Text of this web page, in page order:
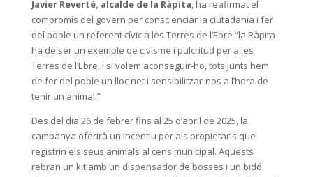
Javier Reverté, alcalde de la Ràpita, ha reafirmat el
compromís del govern per conscienciar la ciutadania i fer
del poble un referent cívic a les Terres de l’Ebre “la Ràpita
ha de ser un exemple de civisme i pulcritud per a les
Terres de l’Ebre, i si volem aconseguir-ho, tots junts hem
de fer del poble un lloc net i sensibilitzar-nos a l’hora de
tenir un animal.”
Des del dia 26 de febrer fins al 25 d’abril de 2025, la
campanya oferirà un incentiu per als propietaris que
registrin els seus animals al cens municipal. Aquests
rebran un kit amb un dispensador de bosses i un bidó